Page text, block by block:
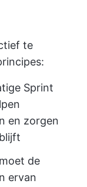
te
Sprint
en zorgen
de
ervan